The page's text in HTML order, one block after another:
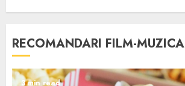
RECOMANDARI FILM-MUZICA
3 min read